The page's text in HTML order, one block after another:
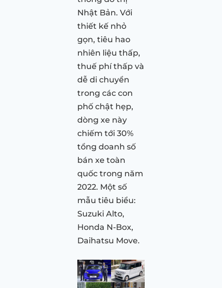
Nhật Bản. Với
thiết kế nhỏ
gọn, tiêu hao
nhiên liệu thấp,
thuế phí thấp và
dễ di chuyển
trong các con
phố chật hẹp,
dòng xe này
chiếm tới 30%
tổng doanh số
bán xe toàn
quốc trong năm
2022. Một số
mẫu tiêu biểu:
Suzuki Alto,
Honda N-Box,
Daihatsu Move.